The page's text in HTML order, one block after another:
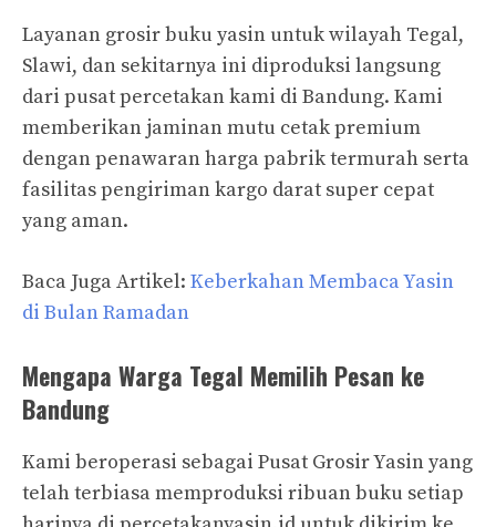
Layanan grosir buku yasin untuk wilayah Tegal,
Slawi, dan sekitarnya ini diproduksi langsung
dari pusat percetakan kami di Bandung. Kami
memberikan jaminan mutu cetak premium
dengan penawaran harga pabrik termurah serta
fasilitas pengiriman kargo darat super cepat
yang aman.
Baca Juga Artikel: Keberkahan Membaca Yasin
di Bulan Ramadan
Mengapa Warga Tegal Memilih Pesan ke
Bandung
Kami beroperasi sebagai Pusat Grosir Yasin yang
telah terbiasa memproduksi ribuan buku setiap